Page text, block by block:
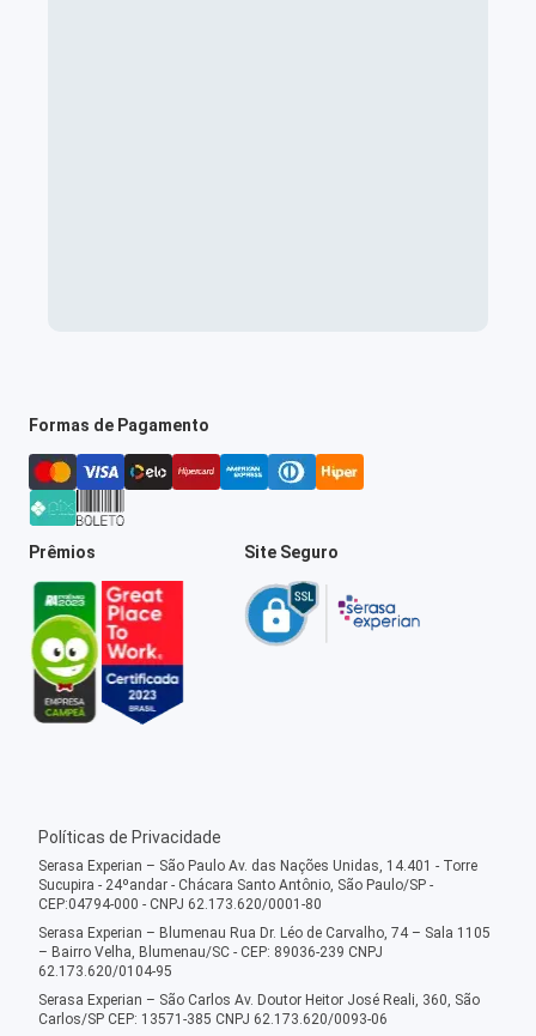
Formas de Pagamento
Prêmios Site Seguro
Políticas de Privacidade
Serasa Experian – São Paulo Av. das Nações Unidas, 14.401 - Torre
Sucupira - 24ºandar - Chácara Santo Antônio, São Paulo/SP -
CEP:04794-000 - CNPJ 62.173.620/0001-80
Serasa Experian – Blumenau Rua Dr. Léo de Carvalho, 74 – Sala 1105
– Bairro Velha, Blumenau/SC - CEP: 89036-239 CNPJ
62.173.620/0104-95
Serasa Experian – São Carlos Av. Doutor Heitor José Reali, 360, São
Carlos/SP CEP: 13571-385 CNPJ 62.173.620/0093-06